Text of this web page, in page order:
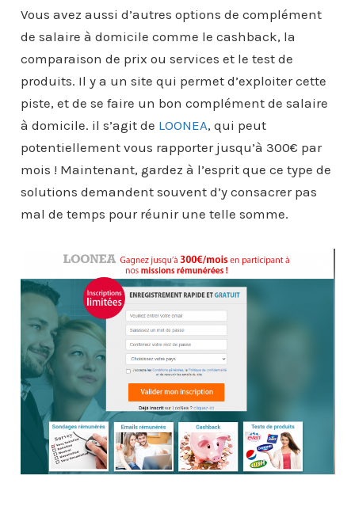
Vous avez aussi d’autres options de complément
de salaire à domicile comme le cashback, la
comparaison de prix ou services et le test de
produits. Il y a un site qui permet d’exploiter cette
piste, et de se faire un bon complément de salaire
à domicile. il s’agit de LOONEA, qui peut
potentiellement vous rapporter jusqu’à 300€ par
mois ! Maintenant, gardez à l’esprit que ce type de
solutions demandent souvent d’y consacrer pas
mal de temps pour réunir une telle somme.